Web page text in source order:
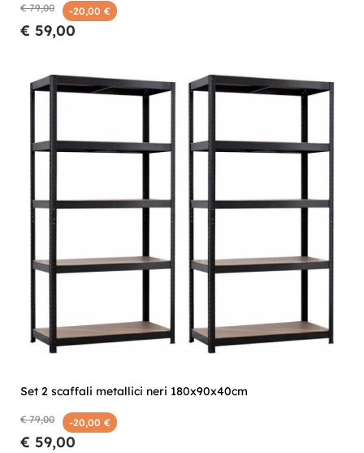
€ 79,00 -20,00 €
€ 59,00
Set 2 scaffali metallici neri 180x90x40cm
€ 79,00 -20,00 €
€ 59,00